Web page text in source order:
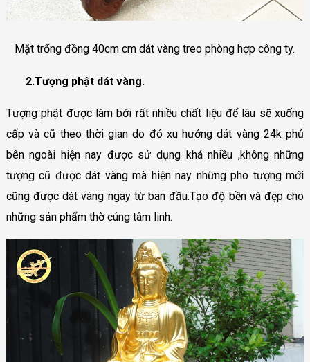
Mặt trống đồng 40cm cm dát vàng treo phòng hợp công ty.
2.Tượng phật dát vàng.
Tượng phật được làm bới rất nhiều chất liệu để lâu sẽ xuống
cấp và cũ theo thời gian do đó xu hướng dát vàng 24k phủ
bên ngoài hiện nay được sử dụng khá nhiều ,không những
tượng cũ được dát vàng mà hiện nay những pho tượng mới
cũng được dát vàng ngay từ ban đầu.Tạo độ bền và đẹp cho
những sản phẩm thờ cúng tâm linh.